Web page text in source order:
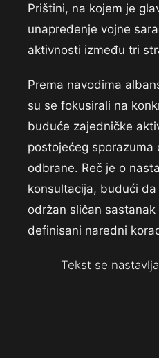
Prištini, na kojem je
unapređenje vojne
aktivnosti između tri
Prema navodima
su se fokusirali na
buduće zajedničke
postojećeg sporazuma
odbrane. Reč je o
konsultacija, budući
održan sličan sastanak
definisani naredni
Tekst se